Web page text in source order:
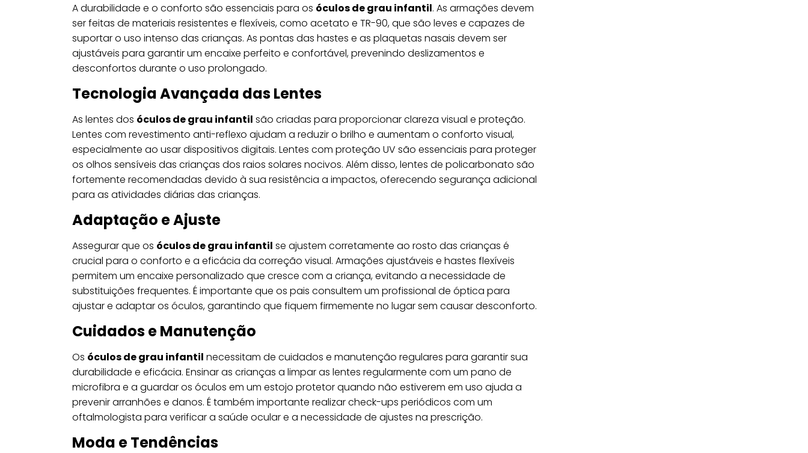
A durabilidade e o conforto são essenciais para os óculos de grau infantil. As armações devem
ser feitas de materiais resistentes e flexíveis, como acetato e TR-90, que são leves e capazes de
suportar o uso intenso das crianças. As pontas das hastes e as plaquetas nasais devem ser
ajustáveis para garantir um encaixe perfeito e confortável, prevenindo deslizamentos e
desconfortos durante o uso prolongado.
Tecnologia Avançada das Lentes
As lentes dos óculos de grau infantil são criadas para proporcionar clareza visual e proteção.
Lentes com revestimento anti-reflexo ajudam a reduzir o brilho e aumentam o conforto visual,
especialmente ao usar dispositivos digitais. Lentes com proteção UV são essenciais para proteger
os olhos sensíveis das crianças dos raios solares nocivos. Além disso, lentes de policarbonato são
fortemente recomendadas devido à sua resistência a impactos, oferecendo segurança adicional
para as atividades diárias das crianças.
Adaptação e Ajuste
Assegurar que os óculos de grau infantil se ajustem corretamente ao rosto das crianças é
crucial para o conforto e a eficácia da correção visual. Armações ajustáveis e hastes flexíveis
permitem um encaixe personalizado que cresce com a criança, evitando a necessidade de
substituições frequentes. É importante que os pais consultem um profissional de óptica para
ajustar e adaptar os óculos, garantindo que fiquem firmemente no lugar sem causar desconforto.
Cuidados e Manutenção
Os óculos de grau infantil necessitam de cuidados e manutenção regulares para garantir sua
durabilidade e eficácia. Ensinar as crianças a limpar as lentes regularmente com um pano de
microfibra e a guardar os óculos em um estojo protetor quando não estiverem em uso ajuda a
prevenir arranhões e danos. É também importante realizar check-ups periódicos com um
oftalmologista para verificar a saúde ocular e a necessidade de ajustes na prescrição.
Moda e Tendências